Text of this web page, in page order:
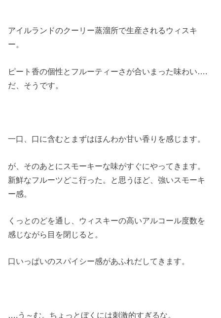
アイルランドのクーリー蒸溜所で生産されるウィスキ
ー。
ピート香の個性とフルーティーさが合いまった味わい….
だ、そうです。
一口、口に含むとまずはほんわか甘い香りを感じます。
が、そのあとにスモーキーな味がすぐにやってきます。
新鮮なフルーツどこ行った。と思うほど、強いスモーキ
ー感。
くっとのどを通し、ウィスキーの高いアルコール度数を
感じながら目を閉じると。
口いっぱいのスパイシー感があふれだしてきます。
….う～む。ちょっとぼくには刺激的すぎるな。